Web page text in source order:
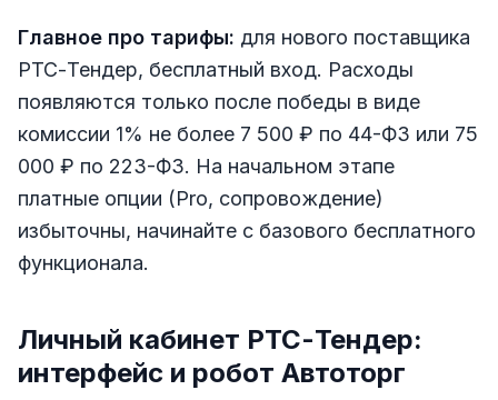
Главное про тарифы: для нового поставщика
РТС-Тендер, бесплатный вход. Расходы
появляются только после победы в виде
комиссии 1% не более 7 500 ₽ по 44-ФЗ или 75
000 ₽ по 223-ФЗ. На начальном этапе
платные опции (Pro, сопровождение)
избыточны, начинайте с базового бесплатного
функционала.
Личный кабинет РТС-Тендер:
интерфейс и робот Автоторг